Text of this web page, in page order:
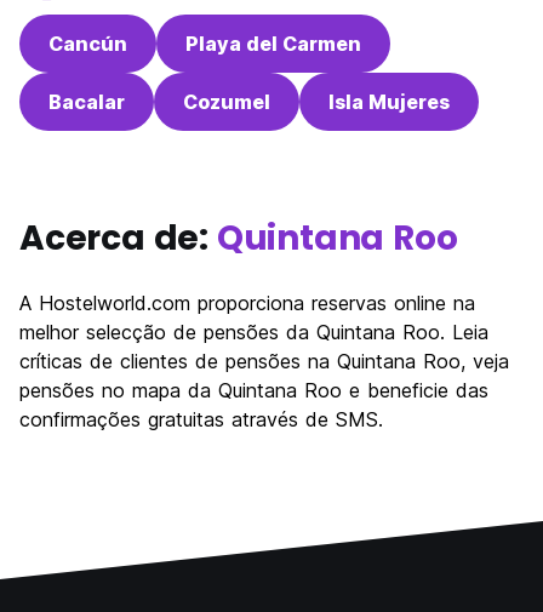
Cancún Playa del Carmen
Bacalar Cozumel Isla Mujeres
Acerca de: Quintana Roo
A Hostelworld.com proporciona reservas online na
melhor selecção de pensões da Quintana Roo. Leia
críticas de clientes de pensões na Quintana Roo, veja
pensões no mapa da Quintana Roo e beneficie das
confirmações gratuitas através de SMS.